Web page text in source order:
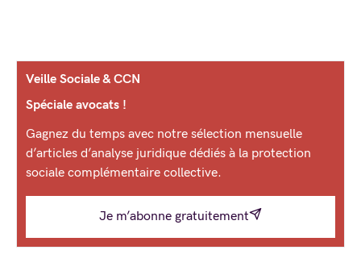
Veille Sociale & CCN
Spéciale avocats !
Gagnez du temps avec notre sélection mensuelle
d’articles d’analyse juridique dédiés à la protection
sociale complémentaire collective.
Je m’abonne gratuitement